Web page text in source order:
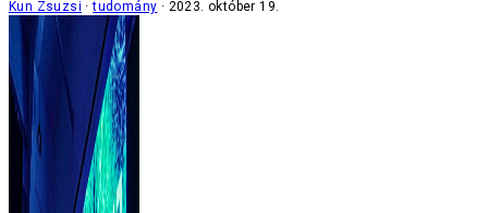
Kun Zsuzsi tudomány 2023. október 19.